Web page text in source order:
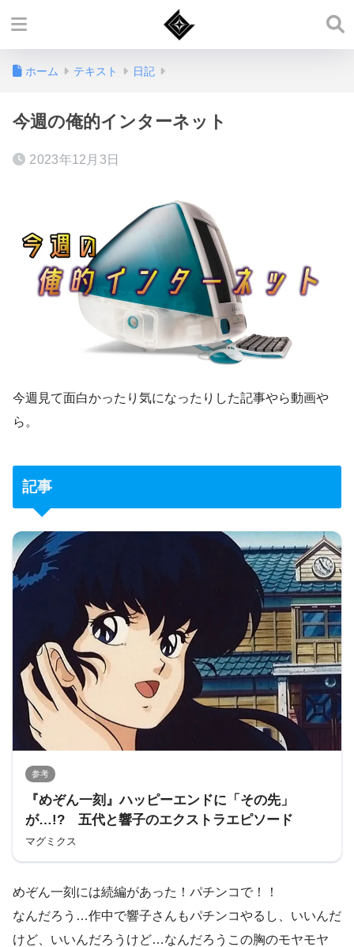
ホーム テキスト 日記
今週の俺的インターネット
2023年12月3日
今週見て面白かったり気になったりした記事やら動画や
ら。
記事
参考
『めぞん一刻』ハッピーエンドに「その先」
が…!? 五代と響子のエクストラエピソード
マグミクス
めぞん一刻には続編があった！パチンコで！！
なんだろう…作中で響子さんもパチンコやるし、いいんだ
けど、いいんだろうけど…なんだろうこの胸のモヤモヤ